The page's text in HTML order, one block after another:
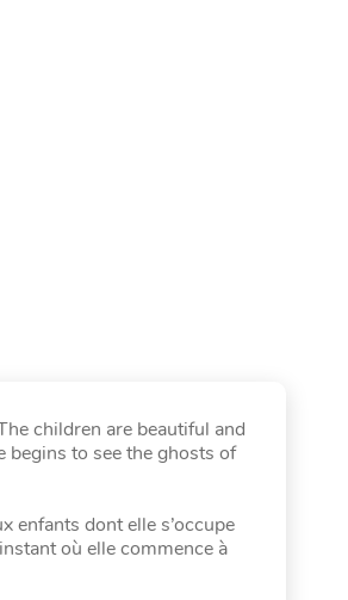
children are beautiful and
begins to see the ghosts of
enfants dont elle s’occupe
où elle commence à